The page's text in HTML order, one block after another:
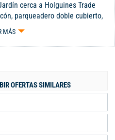
cerca a Holguines Trade
parqueadero doble cubierto,
3 baños, cocina
sala comedor que
y lavadero, precio $735
MÁS
OFERTAS SIMILARES